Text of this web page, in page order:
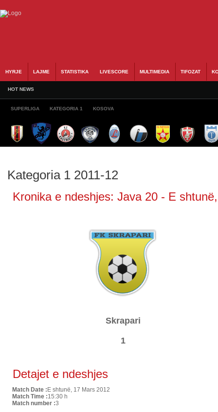
HYRJE LAJME STATISTIKA LIVESCORE MULTIMEDIA TIFOZAT
HOT NEWS
SUPERLIGA KATEGORIA 1 KOSOVA
Kategoria 1 2011-12
Kronika e ndeshjes: Java 20 - E
Skrapari
1
Detajet e ndeshjes
Match Date : E shtunë, 17 Mars 2012
Match Time :15:30 h
Match number :3